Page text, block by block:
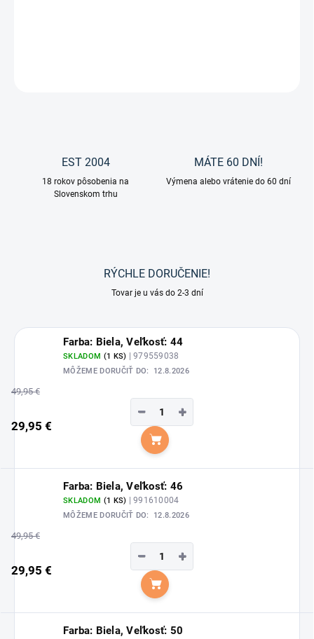
EST 2004
18 rokov pôsobenia na
Slovenskom trhu
MÁTE 60 DNÍ!
Výmena alebo vrátenie do 60 dní
RÝCHLE DORUČENIE!
Tovar je u vás do 2-3 dní
Farba: Biela, Veľkosť: 44
SKLADOM (1 KS) | 979559038
MÔŽEME DORUČIŤ DO: 12.8.2026
49,95 €
29,95 €
+
−
Do košíka
Farba: Biela, Veľkosť: 46
SKLADOM (1 KS) | 991610004
MÔŽEME DORUČIŤ DO: 12.8.2026
49,95 €
29,95 €
+
−
Do košíka
Farba: Biela, Veľkosť: 50